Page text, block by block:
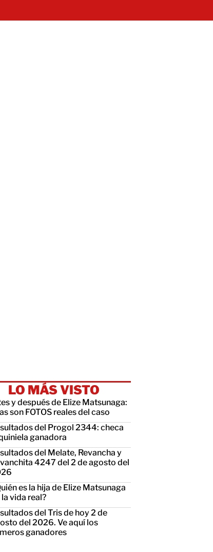
LO MÁS VISTO
y después de Elize Matsunaga:
son FOTOS reales del caso
del Progol 2344: checa
ganadora
del Melate, Revancha y
4247 del 2 de agosto del
es la hija de Elize Matsunaga
la vida real?
del Tris de hoy 2 de
del 2026. Ve aquí los
ganadores